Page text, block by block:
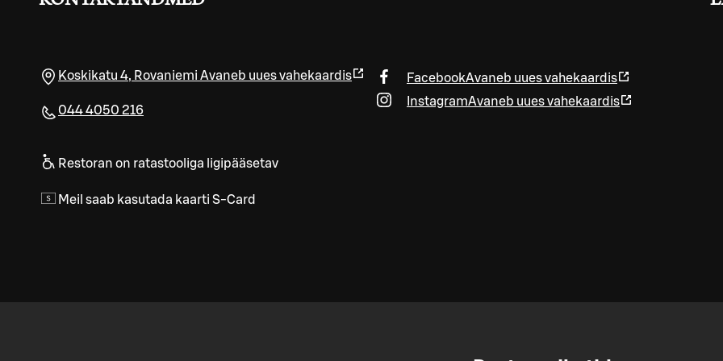
Koskikatu 4, Rovaniemi Avaneb uues vahekaardis
044 4050 216
Restoran on ratastooliga ligipääsetav
Meil saab kasutada kaarti S-Card
FacebookAvaneb uues vahekaardis
InstagramAvaneb uues vahekaardis